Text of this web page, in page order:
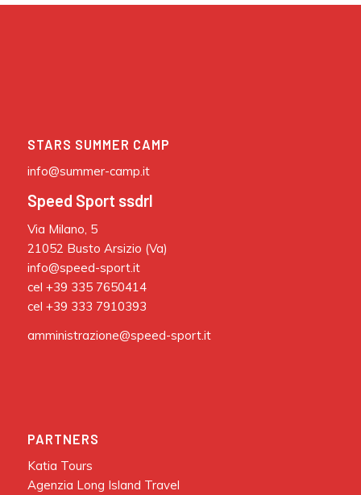
STARS SUMMER CAMP
info@summer-camp.it
Speed Sport ssdrl
Via Milano, 5
21052 Busto Arsizio (Va)
info@speed-sport.it
cel +39 335 7650414
cel +39 333 7910393
amministrazione@speed-sport.it
PARTNERS
Katia Tours
Agenzia Long Island Travel